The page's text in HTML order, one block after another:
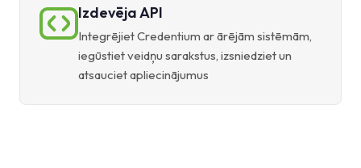
Izdevēja API
Integrējiet Credentium ar ārējām sistēmām,
iegūstiet veidņu sarakstus, izsniedziet un
atsauciet apliecinājumus